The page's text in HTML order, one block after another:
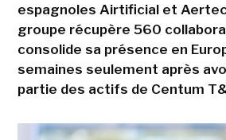
espagnoles Airtificial et
groupe récupère 560
consolide sa présence en
semaines seulement après
partie des actifs de Centum